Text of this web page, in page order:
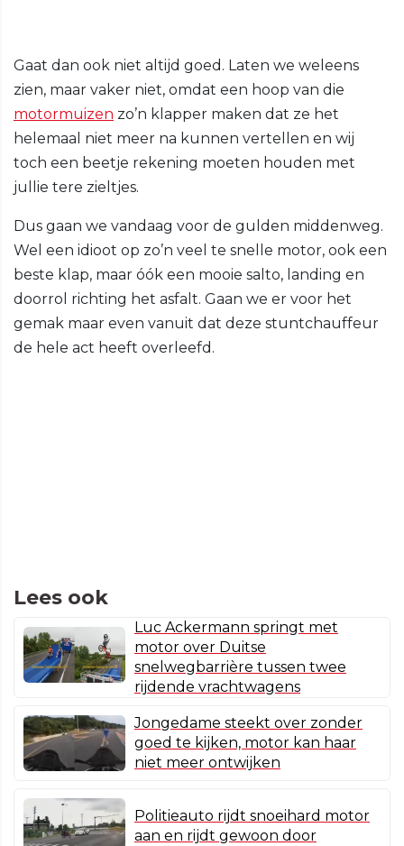
Gaat dan ook niet altijd goed. Laten we weleens
zien, maar vaker niet, omdat een hoop van die
motormuizen zo’n klapper maken dat ze het
helemaal niet meer na kunnen vertellen en wij
toch een beetje rekening moeten houden met
jullie tere zieltjes.
Dus gaan we vandaag voor de gulden middenweg.
Wel een idioot op zo’n veel te snelle motor, ook een
beste klap, maar óók een mooie salto, landing en
doorrol richting het asfalt. Gaan we er voor het
gemak maar even vanuit dat deze stuntchauffeur
de hele act heeft overleefd.
Lees ook
Luc Ackermann springt met
motor over Duitse
snelwegbarrière tussen twee
rijdende vrachtwagens
Jongedame steekt over zonder
goed te kijken, motor kan haar
niet meer ontwijken
Politieauto rijdt snoeihard motor
aan en rijdt gewoon door